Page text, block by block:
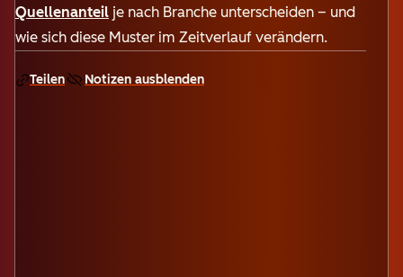
Quellenanteil je nach Branche unterscheiden – und
wie sich diese Muster im Zeitverlauf verändern.
Teilen Notizen ausblenden